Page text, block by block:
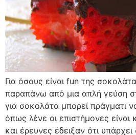
Για όσους είναι fun της
παραπάνω από μια απλή γεύση
για σοκολάτα μπορεί πράγματι να
όπως λένε οι επιστήμονες είναι
και έρευνες έδειξαν ότι